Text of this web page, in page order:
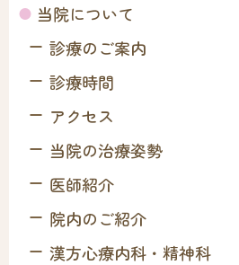
当院について
診療のご案内
診療時間
アクセス
当院の治療姿勢
医師紹介
院内のご紹介
漢方心療内科・精神科